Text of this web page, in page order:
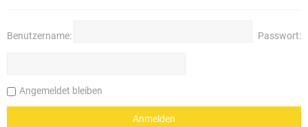
Benutzername: Passwort:
Angemeldet bleiben